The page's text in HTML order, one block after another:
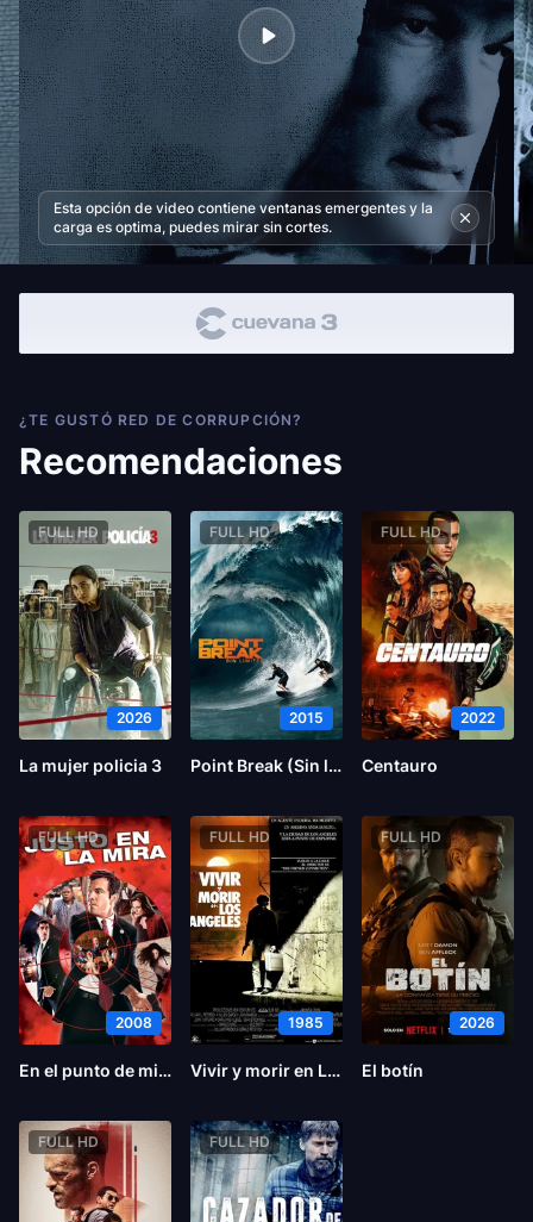
Esta opción de video contiene ventanas emergentes y la
carga es optima, puedes mirar sin cortes.
¿TE GUSTÓ RED DE CORRUPCIÓN?
Recomendaciones
FULL HD
2026
La mujer policia 3
FULL HD
2015
Point Break (Sin límites)
FULL HD
2022
Centauro
FULL HD
2008
En el punto de mira
FULL HD
1985
Vivir y morir en Los Ángeles
FULL HD
2026
El botín
FULL HD FULL HD